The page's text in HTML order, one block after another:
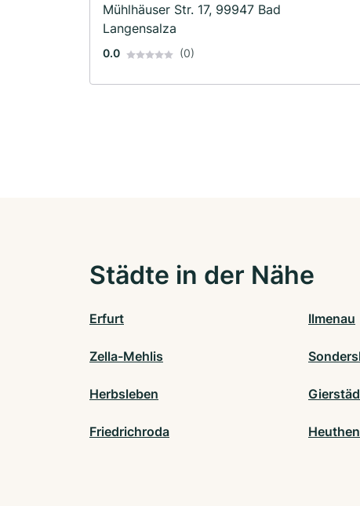
Mühlhäuser Str. 17, 99947 Bad
Langensalza
0.0 (0)
Städte in der Nähe
Erfurt Ilmenau
Zella-Mehlis
Herbsleben
Friedrichroda Heuthen